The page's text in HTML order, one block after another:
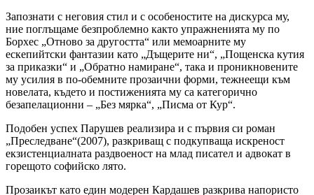
Запознати с неговия стил и с особеностите на дискурса му,
ние поглъщаме безпроблемно както упражненията му по
Борхес „Отново за другостта“ или мемоарните му
ескепийтски фантазии като „Дъщерите ни“, „Пощенска кутия
за приказки“ и „Обратно намиране“, така и проникновените
му усилия в по-обемните прозаични форми, тежнеещи към
новелата, където и постиженията му са категорично
безапелационни – „Без мярка“, „Писма от Кур“.
Подобен успех Парушев реализира и с първия си роман
„Преследване“(2007), разкриващ с подкупваща искреност
екзистенциалната раздвоеност на млад писател и адвокат в
горещото софийско лято.
Прозаикът като един модерен Кардашев разкрива напористо